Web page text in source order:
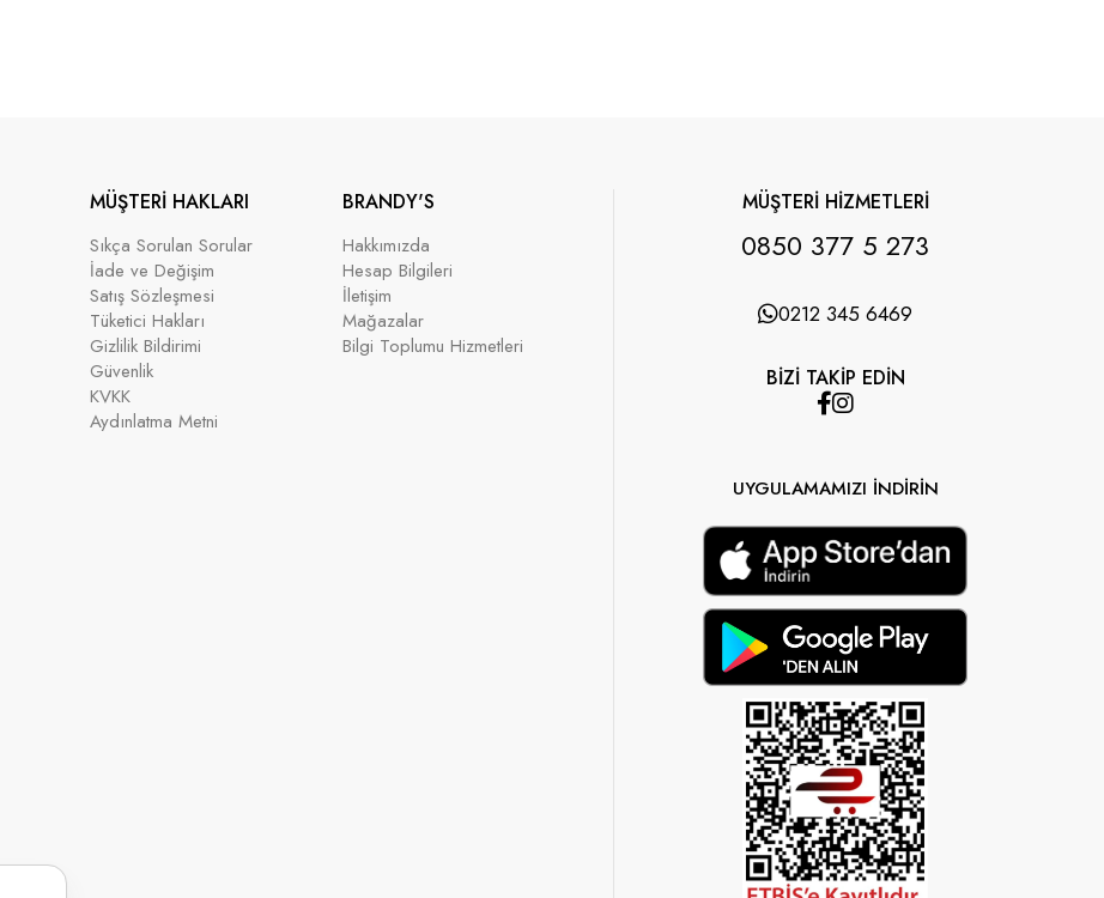
MÜŞTERİ HAKLARI
Sıkça Sorulan Sorular
İade ve Değişim
Satış Sözleşmesi
Tüketici Hakları
Gizlilik Bildirimi
Güvenlik
KVKK
Aydınlatma Metni
BRANDY'S
Hakkımızda
Hesap Bilgileri
İletişim
Mağazalar
Bilgi Toplumu Hizmetleri
MÜŞTERİ HİZMETLERİ
0850 377 5 273
0212 345 6469
BİZİ TAKİP EDİN
UYGULAMAMIZI İNDİRİN